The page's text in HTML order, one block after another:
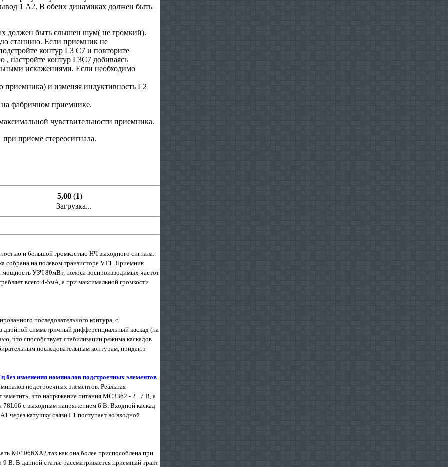
1 А2. В обеих динамиках должен быть
должен быть слышен шум( не громкий).
станцию. Если приемник не
контур L3 С7 и повторите
, настройте контур L3C7 добиваясь
искажениями. Если необходимо
приемника) и изменяя индуктивность L2
на фабричном приемнике.
чувствительности приемника.
приеме стереосигнала.
5,00 (1)
Загрузка...
и большой громкостью НЧ выходного сигнала.
собрана на полевом транзисторе VT1. Приемник
УЗЧ 80мВт, полоса воспроизводимых частот
всего 4-5мА, а при максимальной громкости
последовательного контура, с
двойной симметричный дифференциальный каскад (на
что способствует стабилизации режима каска­дов
последовательным контурам, придают
изменения номиналов подстроечных элементов
подстроечных элементов. Реальная
заметить, что напряжение питания МС3362 - 2...7 В, а
с выходным напряжением 6 В. Входной каскад
через катушку связи L1 поступает во входной
КФ1066ХА2 так как она более приспособлена при
В. В данной статье рассматривается приемный тракт